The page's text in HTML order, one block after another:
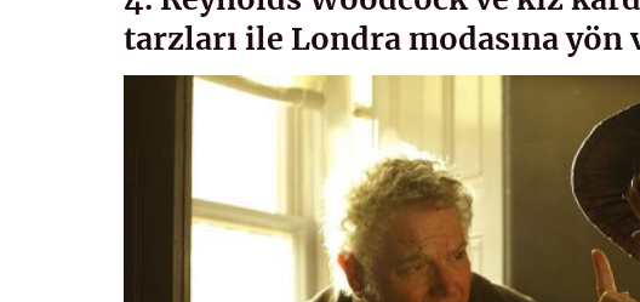
tarzları ile Londra modasına